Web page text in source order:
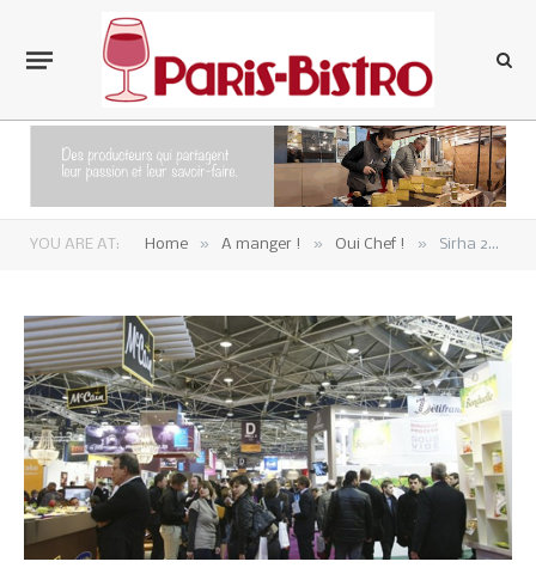
YOU ARE AT: Home » A manger ! » Oui Chef ! » Sirha 2013 : Vatel est-il soluble dans Tricatel ?